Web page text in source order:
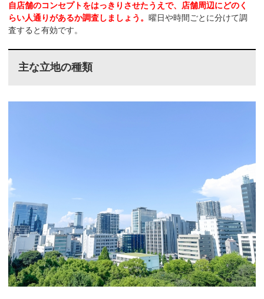
自店舗のコンセプトをはっきりさせたうえで、店舗周辺にどのく
らい人通りがあるか調査しましょう。曜日や時間ごとに分けて調
査すると有効です。
主な立地の種類